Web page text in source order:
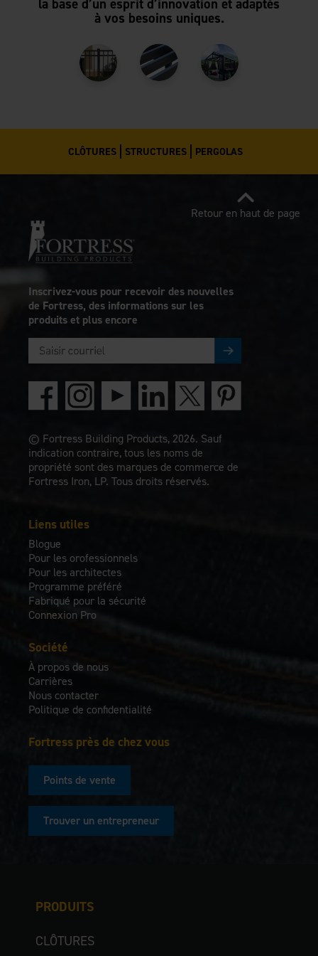
la base d’un esprit d’innovation et adaptés
à vos besoins uniques.
CLÔTURES STRUCTURES PERGOLAS
PRODUITS
CLÔTURES
Liens utiles
Blogue
Pour les orofessionnels
Pour les architectes
Programme préféré
Fabriqué pour la sécurité
Connexion Pro
Société
À propos de nous
Carrières
Nous contacter
Politique de confidentialité
Fortress près de chez vous
Points de vente
Trouver un entrepreneur
Inscrivez-vous pour recevoir des nouvelles
de Fortress, des informations sur les
produits et plus encore
© Fortress Building Products, 2026. Sauf
indication contraire, tous les noms de
propriété sont des marques de commerce de
Fortress Iron, LP. Tous droits réservés.
Retour en haut de page